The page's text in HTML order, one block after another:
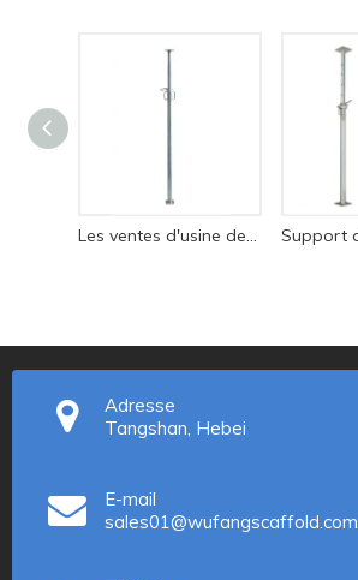
Les ventes d'usine de type italien d'échafaudages peints galvanisés Prop Jack accessoires en acier
Adresse
Tangshan, Hebei
E-mail
sales01@wufangscaffold.com